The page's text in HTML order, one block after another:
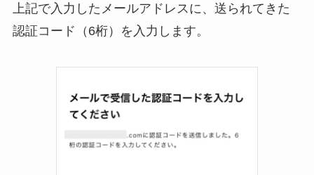
上記で入力したメールアドレスに、送られてきた
認証コード（6桁）を入力します。